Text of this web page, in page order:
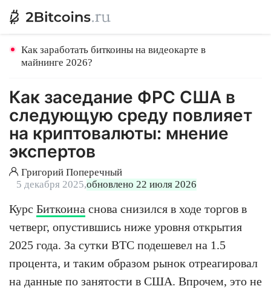
Как заработать биткоины на видеокарте в
майнинге 2026?
Как заседание ФРС США в
следующую среду повлияет
на криптовалюты: мнение
экспертов
Григорий Поперечный
5 декабря 2025,обновлено 22 июля 2026
Курс Биткоина снова снизился в ходе торгов в
четверг, опустившись ниже уровня открытия
2025 года. За сутки BTC подешевел на 1.5
процента, и таким образом рынок отреагировал
на данные по занятости в США. Впрочем, это не